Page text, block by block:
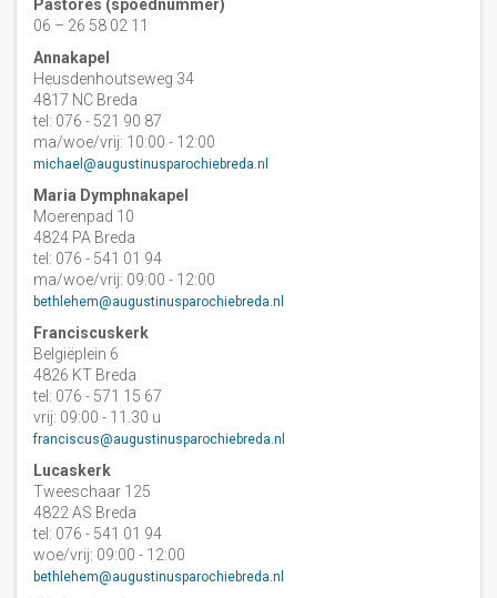
Pastores (spoednummer)
06 – 26 58 02 11
Annakapel
Heusdenhoutseweg 34
4817 NC Breda
tel: 076 - 521 90 87
ma/woe/vrij: 10:00 - 12:00
michael@augustinusparochiebreda.nl
Maria Dymphnakapel
Moerenpad 10
4824 PA Breda
tel: 076 - 541 01 94
ma/woe/vrij: 09:00 - 12:00
bethlehem@augustinusparochiebreda.nl
Franciscuskerk
Belgiëplein 6
4826 KT Breda
tel: 076 - 571 15 67
vrij: 09:00 - 11.30 u
franciscus@augustinusparochiebreda.nl
Lucaskerk
Tweeschaar 125
4822 AS Breda
tel: 076 - 541 01 94
woe/vrij: 09:00 - 12:00
bethlehem@augustinusparochiebreda.nl